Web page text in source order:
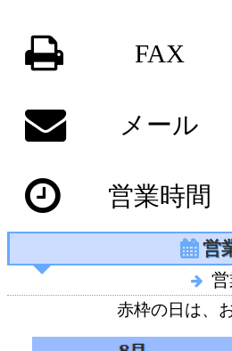
FAX
メール
営業時間
営
赤枠の日は、